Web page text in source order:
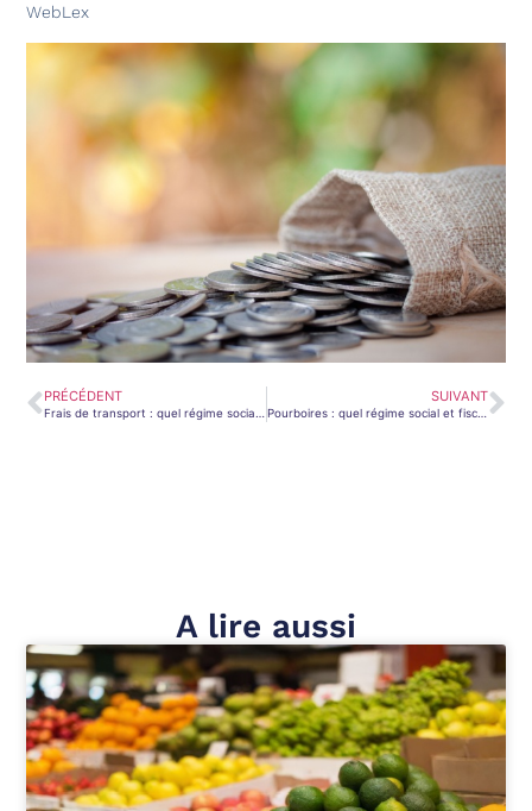
WebLex
PRÉCÉDENT SUIVANT
Pourboires : quel régime social et fiscal en 2026 ?
A lire aussi